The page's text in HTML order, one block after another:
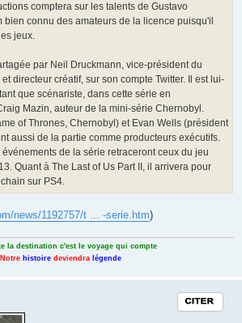
comptera sur les talents de Gustavo
bien connu des amateurs de la licence puisqu'il
jeux.
par Neil Druckmann, vice-président du
directeur créatif, sur son compte Twitter. Il est lui-
que scénariste, dans cette série en
Mazin, auteur de la mini-série Chernobyl.
of Thrones, Chernobyl) et Evan Wells (président
aussi de la partie comme producteurs exécutifs.
de la série retraceront ceux du jeu
Quant à The Last of Us Part II, il arrivera pour
sur PS4.
news/1192757/t ... -serie.htm)
la destination c'est le voyage qui compte
Notre histoire deviendra légende
Citation